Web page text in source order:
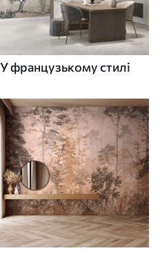
У французькому стилі